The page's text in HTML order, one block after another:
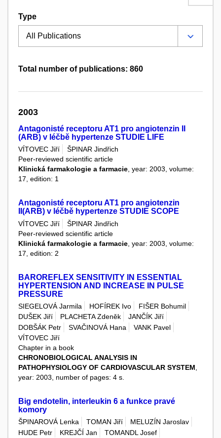
Type
Total number of publications: 860
2003
Antagonisté receptoru AT1 pro angiotenzin II
(ARB) v léčbě hypertenze STUDIE LIFE
VÍTOVEC Jiří
ŠPINAR Jindřich
Peer-reviewed scientific article
Klinická farmakologie a farmacie, year: 2003, volume:
17, edition: 1
Antagonisté receptoru AT1 pro angiotenzin
II(ARB) v léčbě hypertenze STUDIE SCOPE
VÍTOVEC Jiří
ŠPINAR Jindřich
Peer-reviewed scientific article
Klinická farmakologie a farmacie , year: 2003, volume:
17, edition: 2
BAROREFLEX SENSITIVITY IN ESSENTIAL
HYPERTENSION AND INCREASE IN PULSE
PRESSURE
SIEGELOVÁ Jarmila HOFÍREK Ivo
FIŠER Bohumil
DUŠEK Jiří
PLACHETA Zdeněk
JANČÍK Jiří
DOBŠÁK Petr
SVAČINOVÁ Hana
VANK Pavel
VÍTOVEC Jiří
Chapter in a book
CHRONOBIOLOGICAL ANALYSIS IN
PATHOPHYSIOLOGY OF CARDIOVASCULAR SYSTEM
year: 2003, number of pages: 4 s.
Big endotelin, interleukin 6 a funkce pravé
komory
ŠPINAROVÁ Lenka TOMAN Jiří
MELUZÍN Jaroslav
HUDE Petr
KREJČÍ Jan
TOMANDL Josef